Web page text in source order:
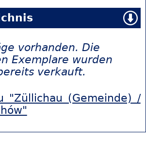
vorhanden. Die
Exemplare wurden
verkauft.
"Züllichau (Gemeinde) /